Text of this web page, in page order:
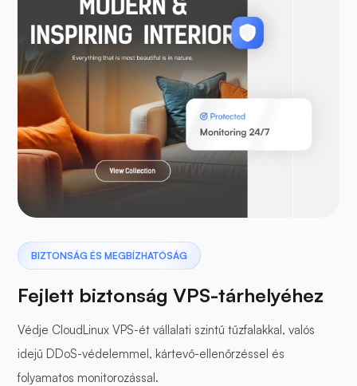
WooCommerce
Laravel
Szárnyas gyík
Puffer panel
BIZTONSÁG ÉS MEGBÍZHATÓSÁG
Fejlett biztonság VPS-tárhelyéhez
Védje CloudLinux VPS-ét vállalati szintű tűzfalakkal, valós
idejű DDoS-védelemmel, kártevő-ellenőrzéssel és
folyamatos monitorozással.